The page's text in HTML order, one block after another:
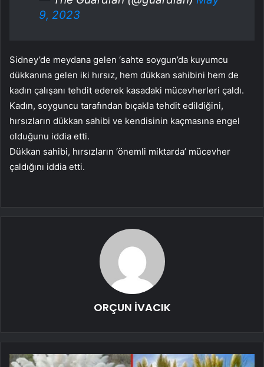
9, 2023
Sidney’de meydana gelen ‘sahte soygun’da kuyumcu
dükkanına gelen iki hırsız, hem dükkan sahibini hem de
kadın çalışanı tehdit ederek kasadaki mücevherleri çaldı.
Kadın, soyguncu tarafından bıçakla tehdit edildiğini,
hırsızların dükkan sahibi ve kendisinin kaçmasına engel
olduğunu iddia etti.
Dükkan sahibi, hırsızların ‘önemli miktarda’ mücevher
çaldığını iddia etti.
ORÇUN İVACIK